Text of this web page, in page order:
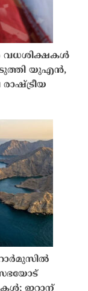
വധശിക്ഷകൾ
യുഎൻ,
ഇറാന്